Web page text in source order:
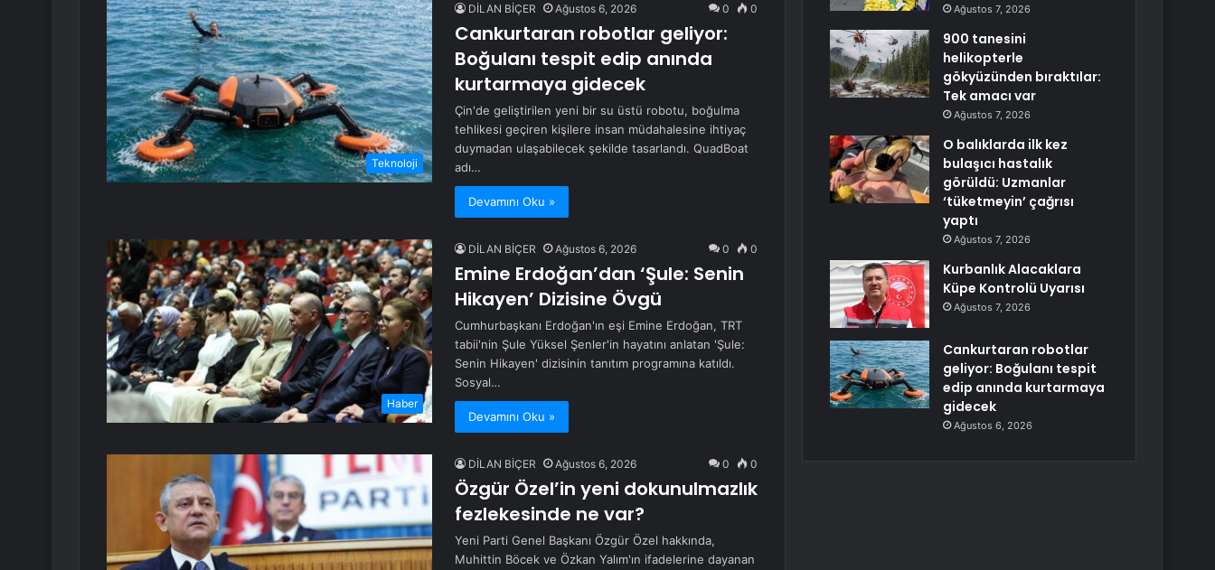
Teknoloji
DİLAN BİÇER Ağustos 6, 2026 0 0
Cankurtaran robotlar geliyor:
Boğulanı tespit edip anında
kurtarmaya gidecek
Çin'de geliştirilen yeni bir su üstü robotu, boğulma
tehlikesi geçiren kişilere insan müdahalesine ihtiyaç
duymadan ulaşabilecek şekilde tasarlandı. QuadBoat
adı…
Devamını Oku »
Haber
DİLAN BİÇER Ağustos 6, 2026 0 0
Emine Erdoğan’dan ‘Şule: Senin
Hikayen’ Dizisine Övgü
Cumhurbaşkanı Erdoğan'ın eşi Emine Erdoğan, TRT
tabii'nin Şule Yüksel Şenler'in hayatını anlatan 'Şule:
Senin Hikayen' dizisinin tanıtım programına katıldı.
Sosyal…
Devamını Oku »
DİLAN BİÇER Ağustos 6, 2026 0 0
Özgür Özel’in yeni dokunulmazlık
fezlekesinde ne var?
Yeni Parti Genel Başkanı Özgür Özel hakkında,
Muhittin Böcek ve Özkan Yalım'ın ifadelerine dayanan
Ağustos 7, 2026
900 tanesini
helikopterle
gökyüzünden bıraktılar:
Tek amacı var
Ağustos 7, 2026
O balıklarda ilk kez
bulaşıcı hastalık
görüldü: Uzmanlar
‘tüketmeyin’ çağrısı
yaptı
Ağustos 7, 2026
Kurbanlık Alacaklara
Küpe Kontrolü Uyarısı
Ağustos 7, 2026
Cankurtaran robotlar
geliyor: Boğulanı tespit
edip anında kurtarmaya
gidecek
Ağustos 6, 2026